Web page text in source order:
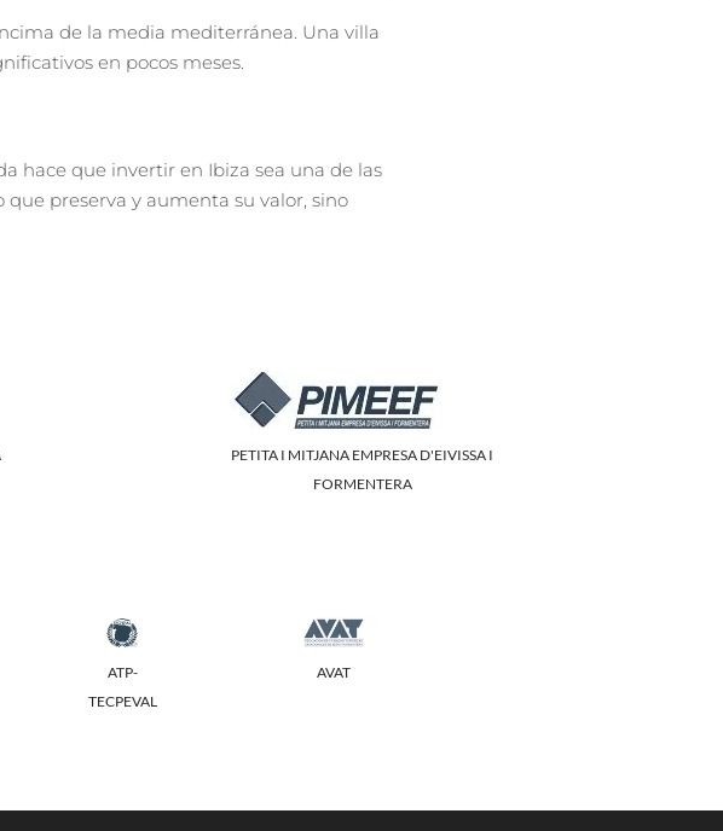
de la media mediterránea. Una villa
en pocos meses.
hace que invertir en Ibiza sea una de las
preserva y aumenta su valor, sino
PETITA I MITJANA EMPRESA D'EIVISSA I
FORMENTERA
ATP-
TECPEVAL
AVAT